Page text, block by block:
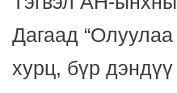
Дагаад
хурц, бүр